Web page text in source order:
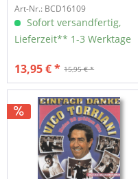
Art-Nr.: BCD16109
Sofort versandfertig,
Lieferzeit** 1-3 Werktage
15,95 € *
13,95 € *